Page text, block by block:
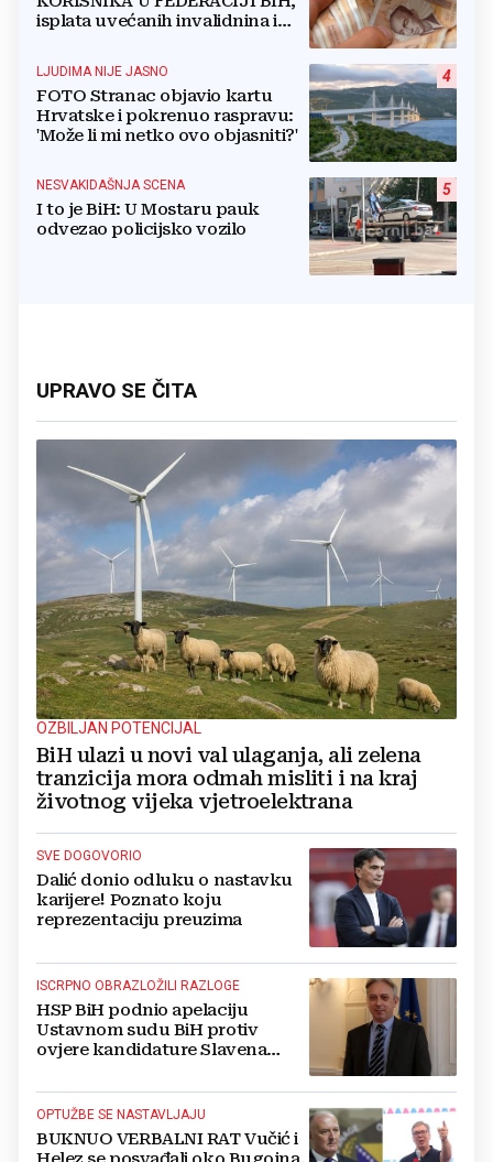
isplata uvećanih invalidnina i
4
LJUDIMA NIJE JASNO
FOTO Stranac objavio kartu
Hrvatske i pokrenuo raspravu:
'Može li mi netko ovo objasniti?'
5
NESVAKIDAŠNJA SCENA
I to je BiH: U Mostaru pauk
odvezao policijsko vozilo
UPRAVO SE ČITA
OZBILJAN POTENCIJAL
BiH ulazi u novi val ulaganja, ali zelena
tranzicija mora odmah misliti i na kraj
životnog vijeka vjetroelektrana
SVE DOGOVORIO
Dalić donio odluku o nastavku
karijere! Poznato koju
reprezentaciju preuzima
ISCRPNO OBRAZLOŽILI RAZLOGE
HSP BiH podnio apelaciju
Ustavnom sudu BiH protiv
ovjere kandidature Slavena
OPTUŽBE SE NASTAVLJAJU
BUKNUO VERBALNI RAT Vučić i